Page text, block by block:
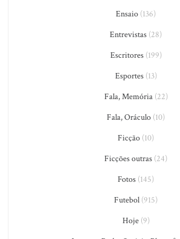
Ensaio (136)
Entrevistas (28)
Escritores(199)
Esportes(13)
Fala, Memória(22)
Fala, Oráculo (10)
Ficção (10)
Ficções outras (24)
Fotos (145)
Futebol (915)
Hoje(9)